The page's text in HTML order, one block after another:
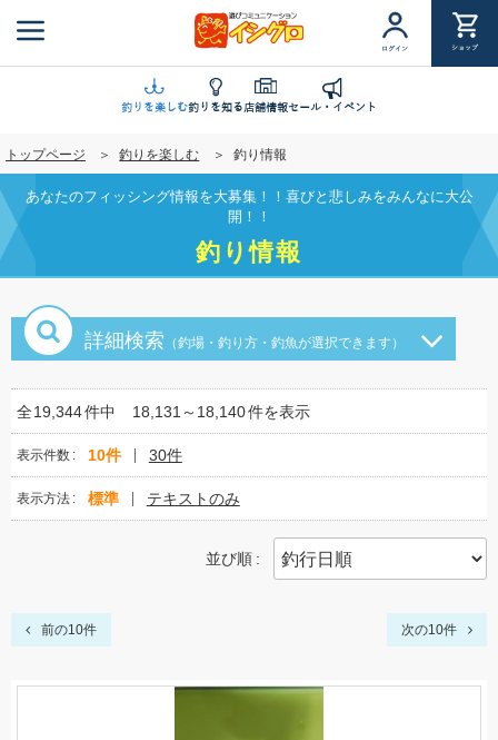
ン
に
移
動
ログイン ショップ
釣りを楽しむ釣りを知る店舗情報セール・イベント
トップページ 釣りを楽しむ 釣り情報
あなたのフィッシング情報を大募集！！喜びと悲しみをみんなに大公
開！！
釣り情報
詳細検索 （釣場・釣り方・釣魚が選択できます）
全19,344件中 18,131～18,140件を表示
表示件数 10件 30件
表示方法 標準 テキストのみ
並び順
前の10件 次の10件